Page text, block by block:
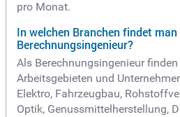
pro Monat.
In welchen Branchen findet
Berechnungsingenieur?
Als Berechnungsingenieur
Arbeitsgebieten und
Elektro, Fahrzeugbau,
Optik, Genussmittelherstellung,